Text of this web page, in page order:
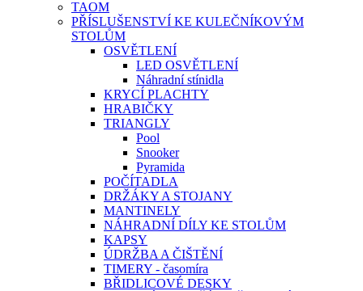
TAOM
PŘÍSLUŠENSTVÍ KE KULEČNÍKOVÝM
STOLŮM
OSVĚTLENÍ
LED OSVĚTLENÍ
Náhradní stínidla
KRYCÍ PLACHTY
HRABIČKY
TRIANGLY
Pool
Snooker
Pyramida
POČÍTADLA
DRŽÁKY A STOJANY
MANTINELY
NÁHRADNÍ DÍLY KE STOLŮM
KAPSY
ÚDRŽBA A ČIŠTĚNÍ
TIMERY - časomíra
BŘIDLICOVÉ DESKY